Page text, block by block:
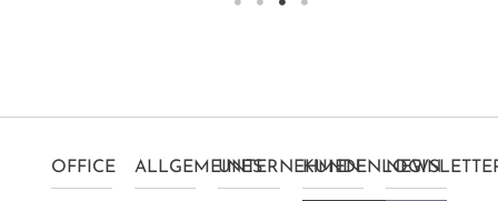
OFFICE ALLGEMEINESUNTERNEHMENKUNDENLOGIN